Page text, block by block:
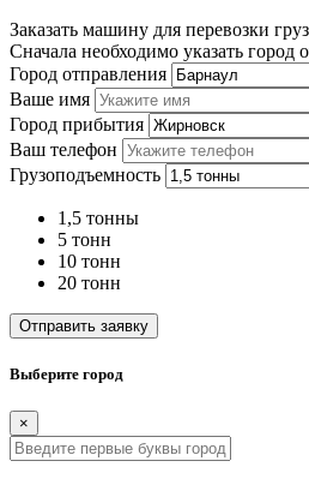
Заказать машину для перевозки
Сначала необходимо указать город
Город отправления
Ваше имя
Город прибытия
Ваш телефон
Грузоподъемность
1,5 тонны
5 тонн
10 тонн
20 тонн
Отправить заявку
Выберите город
×